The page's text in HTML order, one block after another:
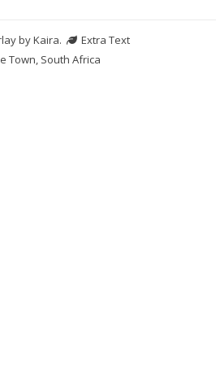
byKaira.
Extra Text
Town, South Africa